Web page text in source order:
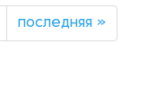
последняя »